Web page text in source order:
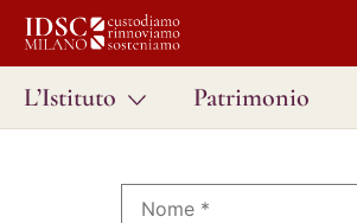
L’Istituto Patrimonio